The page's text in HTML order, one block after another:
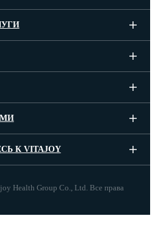
К VITAJOY
Health Group Co., Ltd. Все права